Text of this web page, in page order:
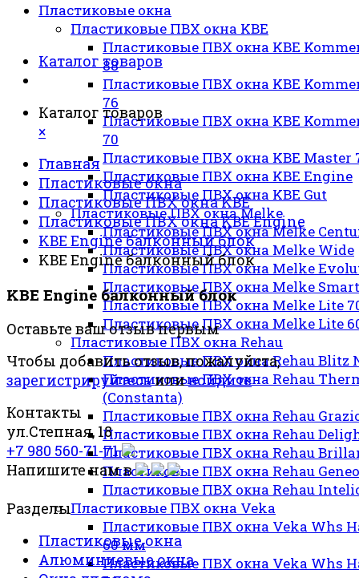
Пластиковые окна
Пластиковые ПВХ окна KBE
Пластиковые ПВХ окна KBE
88
Пластиковые ПВХ окна KBE
76
Пластиковые ПВХ окна KBE
70
Пластиковые ПВХ окна KBE Master
Пластиковые ПВХ окна KBE Engine
Пластиковые ПВХ окна KBE Gut
Пластиковые ПВХ окна Melke
Пластиковые ПВХ окна Melke
Пластиковые ПВХ окна Melke Wide
Пластиковые ПВХ окна Melke
Пластиковые ПВХ окна Melke Smart
Пластиковые ПВХ окна Melke Lite
Пластиковые ПВХ окна Melke Lite
Пластиковые ПВХ окна Rehau
Пластиковые ПВХ окна Rehau Blitz
Пластиковые ПВХ окна Rehau
(Constanta)
Пластиковые ПВХ окна Rehau
Пластиковые ПВХ окна Rehau
Пластиковые ПВХ окна Rehau
Пластиковые ПВХ окна Rehau Geneo
Пластиковые ПВХ окна Rehau
Пластиковые ПВХ окна Veka
Пластиковые ПВХ окна Veka Whs
60 мм
Пластиковые ПВХ окна Veka Whs
Каталог товаров
Каталог товаров
×
Главная
Пластиковые окна
Пластиковые ПВХ окна KBE
Пластиковые ПВХ окна KBE Engine
KBE Engine балконный блок
KBE Engine балконный блок
KBE Engine балконный блок
Оставьте ваш отзыв первым
Чтобы добавить отзыв, пожалуйста,
зарегистрируйтесьиливойдите
Контакты
ул.Степная, 18
+7 980 560-71-71
Напишите нам в
Разделы
Пластиковые окна
Алюминиевые окна